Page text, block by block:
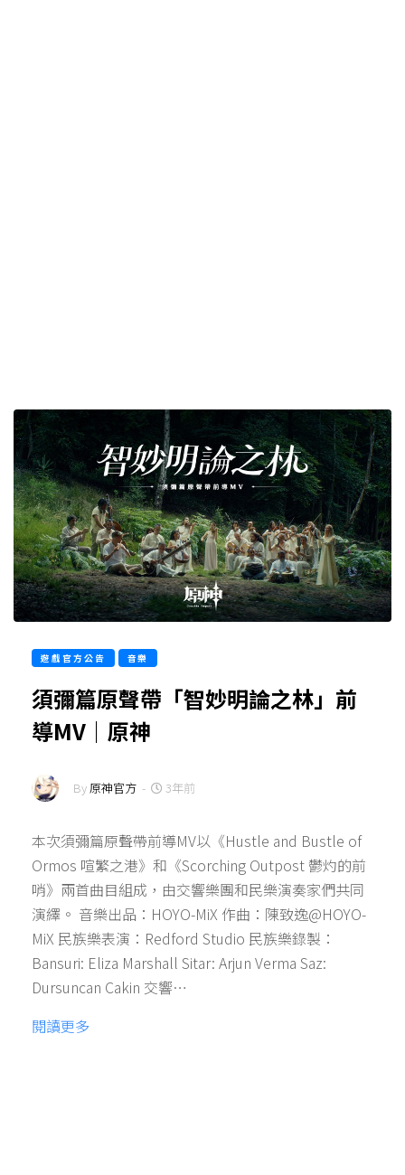
遊戲官方公告 音樂
須彌篇原聲帶「智妙明論之林」前
導MV｜原神
By原神官方 - 3年前
本次須彌篇原聲帶前導MV以《Hustle and Bustle of
Ormos 喧繁之港》和《Scorching Outpost 鬱灼的前
哨》兩首曲目組成，由交響樂團和民樂演奏家們共同
演繹。 音樂出品：HOYO-MiX 作曲：陳致逸@HOYO-
MiX 民族樂表演：Redford Studio 民族樂錄製：
Bansuri: Eliza Marshall Sitar: Arjun Verma Saz:
Dursuncan Cakin 交響…
閱讀更多